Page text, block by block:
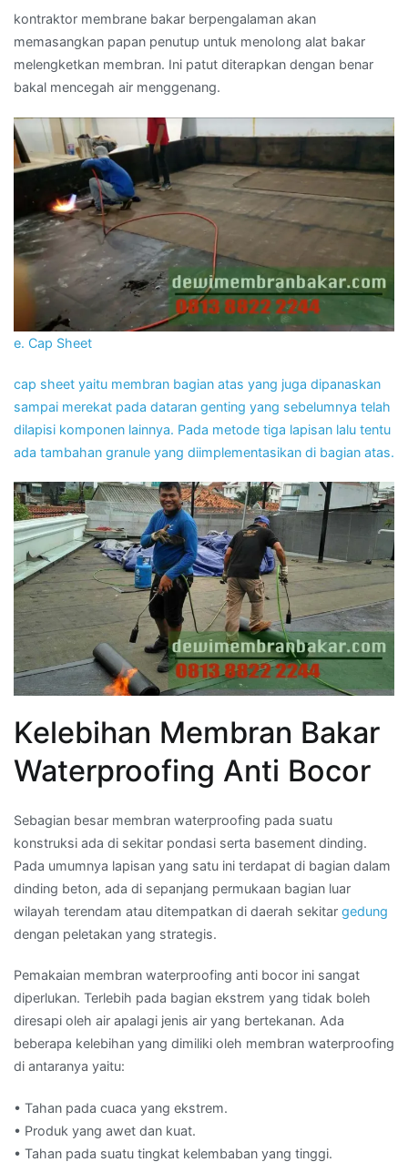
kontraktor membrane bakar berpengalaman akan
memasangkan papan penutup untuk menolong alat bakar
melengketkan membran. Ini patut diterapkan dengan benar
bakal mencegah air menggenang.
e. Cap Sheet
cap sheet yaitu membran bagian atas yang juga dipanaskan
sampai merekat pada dataran genting yang sebelumnya telah
dilapisi komponen lainnya. Pada metode tiga lapisan lalu tentu
ada tambahan granule yang diimplementasikan di bagian atas.
Kelebihan Membran Bakar
Waterproofing Anti Bocor
Sebagian besar membran waterproofing pada suatu
konstruksi ada di sekitar pondasi serta basement dinding.
Pada umumnya lapisan yang satu ini terdapat di bagian dalam
dinding beton, ada di sepanjang permukaan bagian luar
wilayah terendam atau ditempatkan di daerah sekitar gedung
dengan peletakan yang strategis.
Pemakaian membran waterproofing anti bocor ini sangat
diperlukan. Terlebih pada bagian ekstrem yang tidak boleh
diresapi oleh air apalagi jenis air yang bertekanan. Ada
beberapa kelebihan yang dimiliki oleh membran waterproofing
di antaranya yaitu:
• Tahan pada cuaca yang ekstrem.
• Produk yang awet dan kuat.
• Tahan pada suatu tingkat kelembaban yang tinggi.